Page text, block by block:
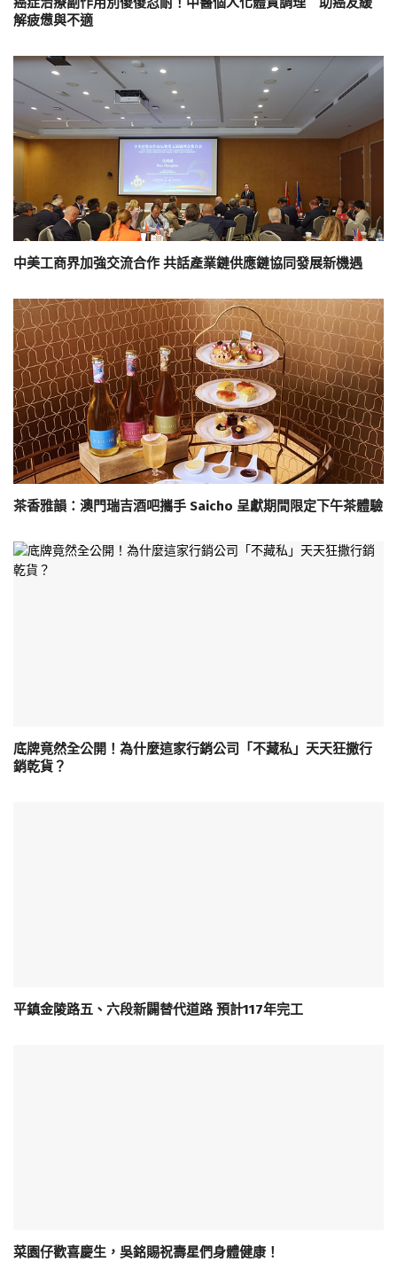
解疲憊與不適
中美工商界加強交流合作 共話產業鏈供應鏈協同發展新機遇
茶香雅韻：澳門瑞吉酒吧攜手 Saicho 呈獻期間限定下午茶體驗
底牌竟然全公開！為什麼這家行銷公司「不藏私」天天狂撒行
銷乾貨？
平鎮金陵路五、六段新闢替代道路 預計117年完工
菜園仔歡喜慶生，吳銘賜祝壽星們身體健康！